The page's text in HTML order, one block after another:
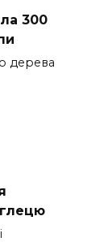
300
дерева